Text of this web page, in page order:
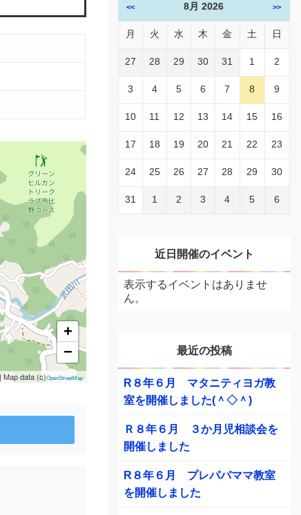
+
−
data (c)OpenStreetMap
<< 8月 2026 >>
月 火 水 木 金 土 日
27 28 29 30 31 1 2
3 4 5 6 7 8 9
10 11 12 13 14 15 16
17 18 19 20 21 22 23
24 25 26 27 28 29 30
31 1 2 3 4 5 6
近日開催のイベント
表示するイベントはありませ
ん。
最近の投稿
R８年６月 マタニティヨガ教
室を開催しました(＾◇＾)
Ｒ８年６月 ３か月児相談会を
開催しました
R８年６月 プレパパママ教室
を開催しました